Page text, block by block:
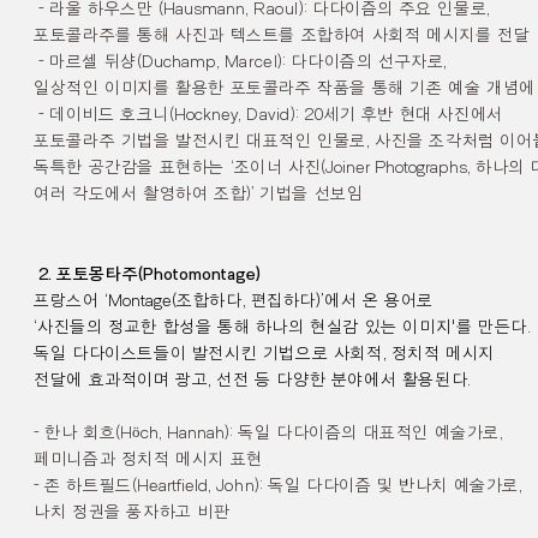
- 라울 하우스만 (Hausmann, Raoul): 다다이즘의 주요 인물로
포토콜라주를 통해 사진과 텍스트를 조합하여 사회적 메시지를 전달
- 마르셀 뒤샹(Duchamp, Marcel): 다다이즘의 선구자로
일상적인 이미지를 활용한 포토콜라주 작품을 통해 기존 예술 개념에
- 데이비드 호크니 (Hockney, David): 20세기 후반 현대 사진에서
포토콜라주 기법을 발전시킨 대표적인 인물로
사진을 조각처럼 이어
독특한 공간감을 표현하는 ‘조이너 사진 (Joiner Photographs,하나의
여러 각도에서 촬영하여 조합)’ 기법을 선보임
2. 포토몽타주(Photomontage)
프랑스어 ‘Montage(조합하다, 편집하다)’에서 온 용어로
‘사진들의 정교한 합성을 통해 하나의 현실감 있는 이미지'를 만든다.
독일 다다이스트들이 발전시킨 기법으로 사회적
정치적 메시지
전달에
효과적이며 광고 선전 등 다양한 분야에서 활용된다.
-한나 회흐 (Höch, Hannah):독일 다다이즘의 대표적인 예술가로
페미니즘과 정치적 메시지 표현
-존 하트필드 (Heartfield, John):독일 다다이즘 및 반나치 예술가로
나치 정권을 풍자하고 비판